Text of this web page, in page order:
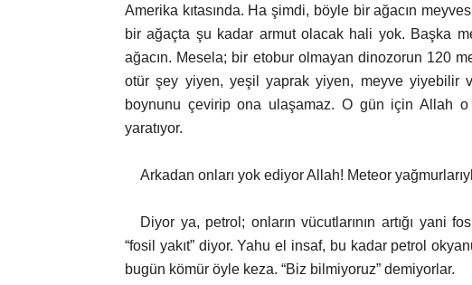
Amerika kıtasında. Ha şimdi, böyle bir ağacın
bir ağaçta şu kadar armut olacak hali yok. Başka
ağacın. Mesela; bir etobur olmayan dinozorun 120
otür şey yiyen, yeşil yaprak yiyen, meyve yiyebilir
boynunu çevirip ona ulaşamaz. O gün için Allah o
yaratıyor.
Arkadan onları yok ediyor Allah! Meteor
Diyor ya, petrol; onların vücutlarının artığı yani
“fosil yakıt” diyor. Yahu el insaf, bu kadar petrol
bugün kömür öyle keza. “Biz bilmiyoruz” demiyorlar.